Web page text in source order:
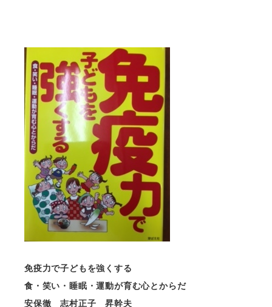
免疫力で子どもを強くする
食・笑い・睡眠・運動が育む心とからだ
安保徹 志村正子 昇幹夫